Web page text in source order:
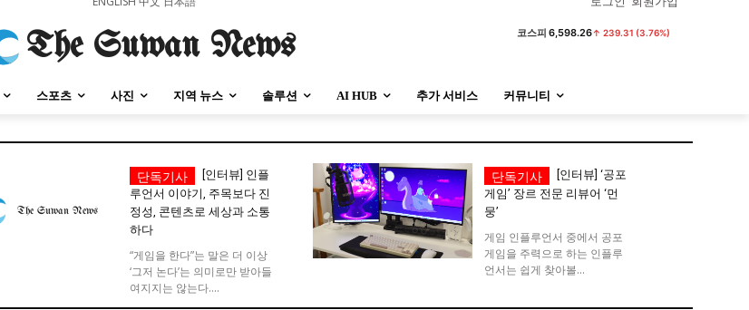
정치 사회 경제 트렌드
경상지역 부산/울산 대전지역 지방정가
정치 사회 경제 트렌드
경상지역 부산/울산 대전지역 지방정가
The Suwan News 코스피 6,598.26↑ 239.31 (3.76%)
스포츠 사진 지역 뉴스 솔루션 AI HUB 추가 서비스 커뮤니티
[인터뷰] 인플
루언서 이야기, 주목보다 진
정성, 콘텐츠로 세상과 소통
하다
“게임을 한다”는 말은 더 이상
‘그저 논다’는 의미로만 받아들
여지지는 않는다....
[인터뷰] ‘공포
게임’ 장르 전문 리뷰어 ‘먼
뭉’
게임 인플루언서 중에서 공포
게임을 주력으로 하는 인플루
언서는 쉽게 찾아볼...